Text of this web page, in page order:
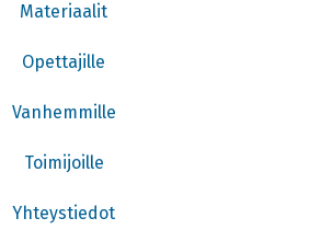
Materiaalit
Opettajille
Vanhemmille
Toimijoille
Yhteystiedot